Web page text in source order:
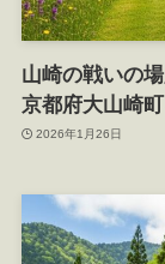
山崎の戦いの
京都府大山崎
2026年1月26日